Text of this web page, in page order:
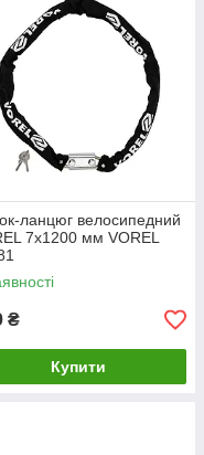
ланцюг велосипедний
7x1200 мм VOREL
₴
Купити